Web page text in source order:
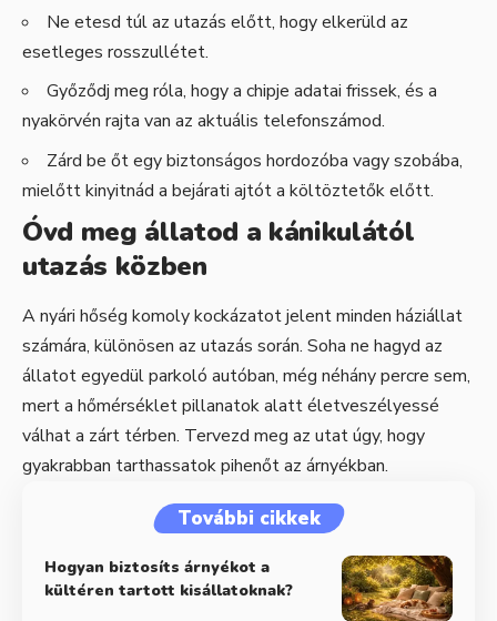
Ne etesd túl az utazás előtt, hogy elkerüld az
esetleges rosszullétet.
Győződj meg róla, hogy a chipje adatai frissek, és a
nyakörvén rajta van az aktuális telefonszámod.
Zárd be őt egy biztonságos hordozóba vagy szobába,
mielőtt kinyitnád a bejárati ajtót a költöztetők előtt.
Óvd meg állatod a kánikulától
utazás közben
A nyári hőség komoly kockázatot jelent minden háziállat
számára, különösen az utazás során. Soha ne hagyd az
állatot egyedül parkoló autóban, még néhány percre sem,
mert a hőmérséklet pillanatok alatt életveszélyessé
válhat a zárt térben. Tervezd meg az utat úgy, hogy
gyakrabban tarthassatok pihenőt az árnyékban.
További cikkek
Hogyan biztosíts árnyékot a
kültéren tartott kisállatoknak?